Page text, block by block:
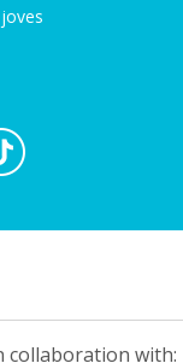
collaboration with: